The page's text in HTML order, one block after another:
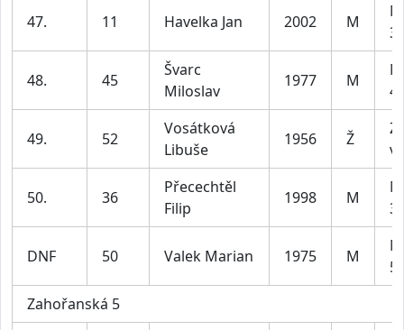
47. 11 Havelka Jan 2002 M
48. 45
Švarc
Miloslav
1977 M
49. 52
Vosátková
Libuše
1956 Ž
50. 36
Přecechtěl
Filip
1998 M
DNF 50 Valek Marian 1975 M
Zahořanská 5